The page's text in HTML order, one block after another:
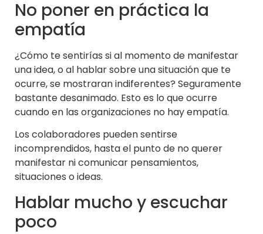
No poner en práctica la
empatía
¿Cómo te sentirías si al momento de manifestar
una idea, o al hablar sobre una situación que te
ocurre, se mostraran indiferentes? Seguramente
bastante desanimado. Esto es lo que ocurre
cuando en las organizaciones no hay empatía.
Los colaboradores pueden sentirse
incomprendidos, hasta el punto de no querer
manifestar ni comunicar pensamientos,
situaciones o ideas.
Hablar mucho y escuchar
poco